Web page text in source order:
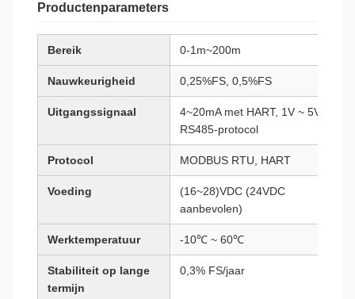
Productenparameters
Bereik 0-1m~200m
Nauwkeurigheid 0,25%FS, 0,5%FS
Uitgangssignaal
4~20mA met HART, 1V ~ 5V DC,
RS485-protocol
Protocol MODBUS RTU, HART
Voeding
(16~28)VDC (24VDC
aanbevolen)
Werktemperatuur -10℃ ~ 60℃
Stabiliteit op lange
termijn
0,3% FS/jaar